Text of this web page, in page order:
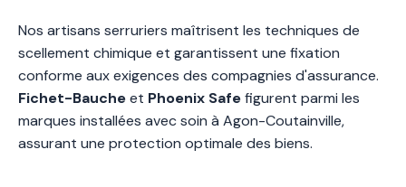
Nos artisans serruriers maîtrisent les techniques de
scellement chimique et garantissent une fixation
conforme aux exigences des compagnies d'assurance.
Fichet-Baucheet Phoenix Safefigurent parmi les
marques installées avec soin à Agon-Coutainville,
assurant une protection optimale des biens.